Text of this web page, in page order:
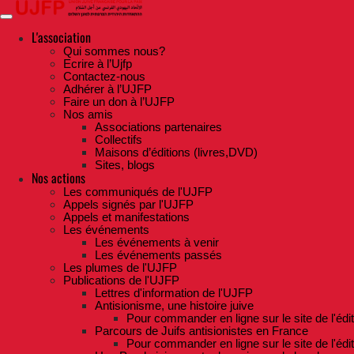
Skip
to
contentL'association
Qui sommes nous?
Ecrire à l’Ujfp
Contactez-nous
Adhérer à l’UJFP
Faire un don à l’UJFP
Nos amis
Associations partenaires
Collectifs
Maisons d’éditions (livres,DVD)
Sites, blogs
Nos actions
Les communiqués de l'UJFP
Appels signés par l'UJFP
Appels et manifestations
Les événements
Les événements à venir
Les événements passés
Les plumes de l'UJFP
Publications de l'UJFP
Lettres d'information de l'UJFP
Antisionisme, une histoire juive
Pour commander en ligne sur le site de
Parcours de Juifs antisionistes en France
Pour commander en ligne sur le site de